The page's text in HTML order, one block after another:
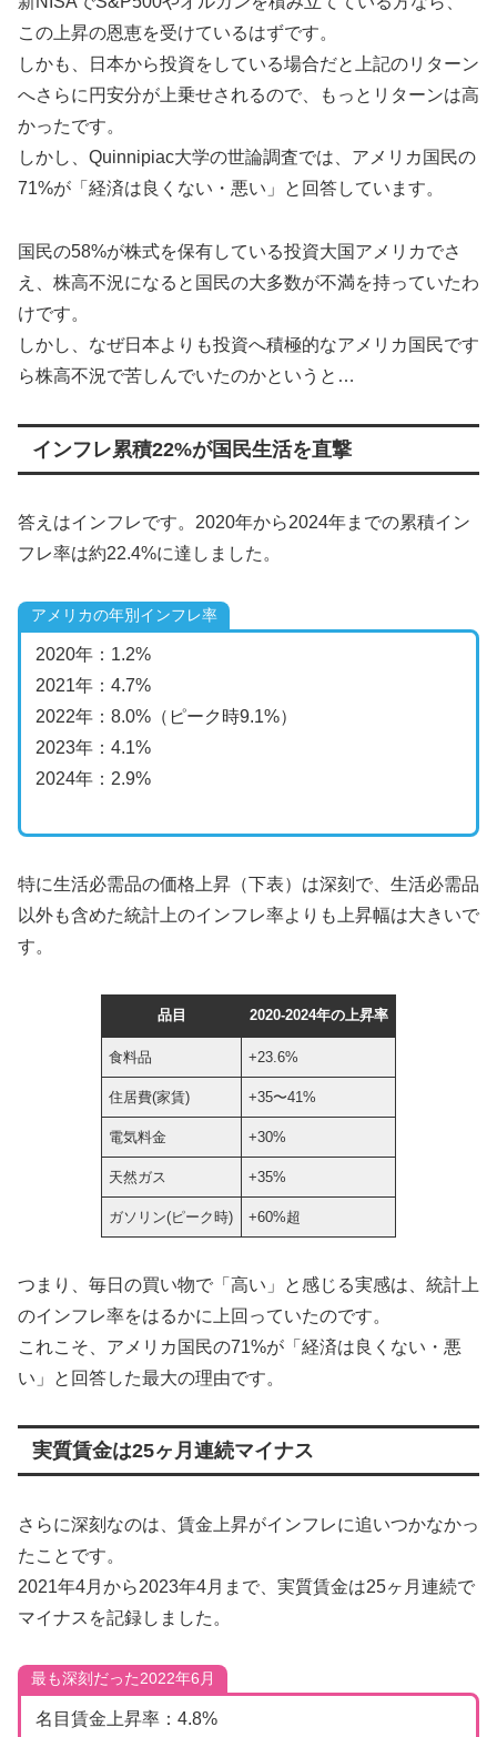
この上昇の恩恵を受けているはずです。
しかも、日本から投資をしている場合だと上記のリターン
へさらに円安分が上乗せされるので、もっとリターンは高
かったです。
しかし、Quinnipiac大学の世論調査では、アメリカ国民の
71%が「経済は良くない・悪い」と回答しています。
国民の58%が株式を保有している投資大国アメリカでさ
え、株高不況になると国民の大多数が不満を持っていたわ
けです。
しかし、なぜ日本よりも投資へ積極的なアメリカ国民です
ら株高不況で苦しんでいたのかというと…
インフレ累積22%が国民生活を直撃
答えはインフレです。2020年から2024年までの累積イン
フレ率は約22.4%に達しました。
アメリカの年別インフレ率
2020年：1.2%
2021年：4.7%
2022年：8.0%（ピーク時9.1%）
2023年：4.1%
2024年：2.9%
特に生活必需品の価格上昇（下表）は深刻で、生活必需品
以外も含めた統計上のインフレ率よりも上昇幅は大きいで
す。
品目 2020-2024年の上昇率
食料品 +23.6%
住居費(家賃) +35〜41%
電気料金 +30%
天然ガス +35%
ガソリン(ピーク時) +60%超
つまり、毎日の買い物で「高い」と感じる実感は、統計上
のインフレ率をはるかに上回っていたのです。
これこそ、アメリカ国民の71%が「経済は良くない・悪
い」と回答した最大の理由です。
実質賃金は25ヶ月連続マイナス
さらに深刻なのは、賃金上昇がインフレに追いつかなかっ
たことです。
2021年4月から2023年4月まで、実質賃金は25ヶ月連続で
マイナスを記録しました。
最も深刻だった2022年6月
名目賃金上昇率：4.8%